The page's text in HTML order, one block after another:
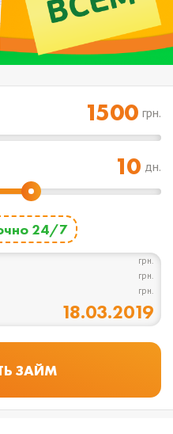
грн.
дн.
24/7
грн.
грн.
грн.
18.03.2019